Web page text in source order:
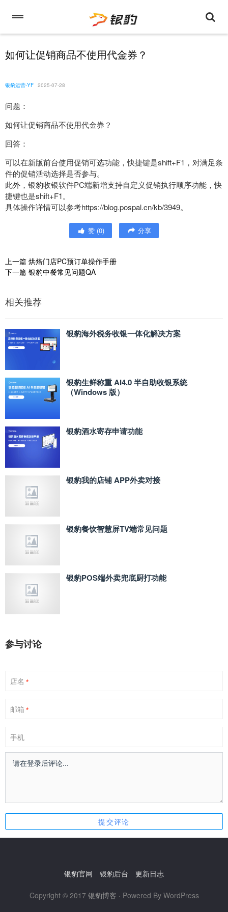
如何让促销商品不使用代金券？
银豹运营-YF 2025-07-28
问题：
如何让促销商品不使用代金券？
回答：
可以在新版前台使用促销可选功能，快捷键是shift+F1，对满足条
件的促销活动选择是否参与。
此外，银豹收银软件PC端新增支持自定义促销执行顺序功能，快
捷键也是shift+F1。
具体操作详情可以参考https://blog.pospal.cn/kb/3949。
赞 (0) 分享
上一篇 烘焙门店PC预订单操作手册
下一篇 银豹中餐常见问题QA
相关推荐
银豹海外税务收银一体化解决方案
银豹生鲜称重 AI4.0 半自助收银系统
（Windows 版）
银豹酒水寄存申请功能
银豹我的店铺 APP外卖对接
银豹餐饮智慧屏TV端常见问题
银豹POS端外卖兜底厨打功能
参与讨论
店名 *
邮箱 *
手机
银豹官网 银豹后台 更新日志
Copyright © 2017 银豹博客 · Powered By WordPress